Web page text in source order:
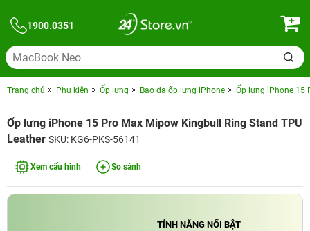
1900.0351
Trang chủ Phụ kiện Ốp lưng Bao da ốp lưng iPhone Ốp lưng iPhone 15
Ốp lưng iPhone 15 Pro Max Mipow Kingbull Ring Stand TPU
Leather SKU: KG6-PKS-56141
Xem cấu hình So sánh
TÍNH NĂNG NỔI BẬT